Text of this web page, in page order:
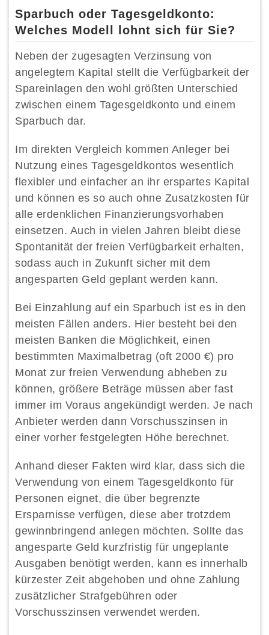
Sparbuch oder Tagesgeldkonto:
Welches Modell lohnt sich für Sie?
Neben der zugesagten Verzinsung von
angelegtem Kapital stellt die Verfügbarkeit der
Spareinlagen den wohl größten Unterschied
zwischen einem Tagesgeldkonto und einem
Sparbuch dar.
Im direkten Vergleich kommen Anleger bei
Nutzung eines Tagesgeldkontos wesentlich
flexibler und einfacher an ihr erspartes Kapital
und können es so auch ohne Zusatzkosten für
alle erdenklichen Finanzierungsvorhaben
einsetzen. Auch in vielen Jahren bleibt diese
Spontanität der freien Verfügbarkeit erhalten,
sodass auch in Zukunft sicher mit dem
angesparten Geld geplant werden kann.
Bei Einzahlung auf ein Sparbuch ist es in den
meisten Fällen anders. Hier besteht bei den
meisten Banken die Möglichkeit, einen
bestimmten Maximalbetrag (oft 2000 €) pro
Monat zur freien Verwendung abheben zu
können, größere Beträge müssen aber fast
immer im Voraus angekündigt werden. Je nach
Anbieter werden dann Vorschusszinsen in
einer vorher festgelegten Höhe berechnet.
Anhand dieser Fakten wird klar, dass sich die
Verwendung von einem Tagesgeldkonto für
Personen eignet, die über begrenzte
Ersparnisse verfügen, diese aber trotzdem
gewinnbringend anlegen möchten. Sollte das
angesparte Geld kurzfristig für ungeplante
Ausgaben benötigt werden, kann es innerhalb
kürzester Zeit abgehoben und ohne Zahlung
zusätzlicher Strafgebühren oder
Vorschusszinsen verwendet werden.